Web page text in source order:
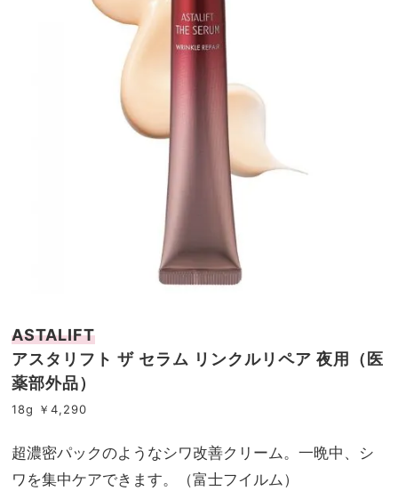
ASTALIFT
アスタリフト ザ セラム リンクルリペア 夜用（医
薬部外品）
18g ￥4,290
超濃密パックのようなシワ改善クリーム。一晩中、シ
ワを集中ケアできます。（富士フイルム）